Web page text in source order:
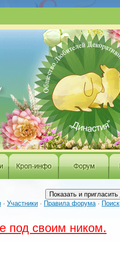
· Участники · Правила форума· Поиск
под своим ником.